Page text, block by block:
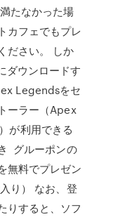
たなかった場
カフェでもプレ
ださい。 しか
ウンロードす
Legendsをセ
ーラー（Apex
が利用できる
グルーポンの
無料でプレゼン
り） なお、登
りすると、ソフ